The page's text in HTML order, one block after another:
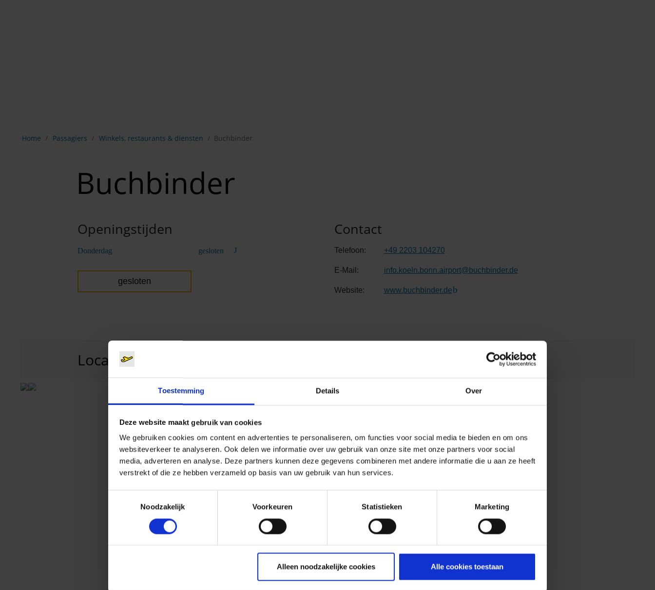
Toestemming Details Over
Deze website maakt gebruik van cookies
We gebruiken cookies om content en advertenties te personaliseren, om functies voor social media te bieden en om ons
websiteverkeer te analyseren. Ook delen we informatie over uw gebruik van onze site met onze partners voor social
media, adverteren en analyse. Deze partners kunnen deze gegevens combineren met andere informatie die u aan ze heeft
verstrekt of die ze hebben verzameld op basis van uw gebruik van hun services.
Noodzakelijk
Voorkeuren Statistieken Marketing
Alleen noodzakelijke cookies Alle cookies toestaan
Home Passagiers Winkels, restaurants & diensten Buchbinder
Buchbinder
Openingstijden
Donderdag gesloten
gesloten
Contact
Telefoon: +49 2203 104270
E-Mail: info.koeln.bonn.airport@buchbinder.de
Website: www.buchbinder.de (Link naar externe website)
Locatie